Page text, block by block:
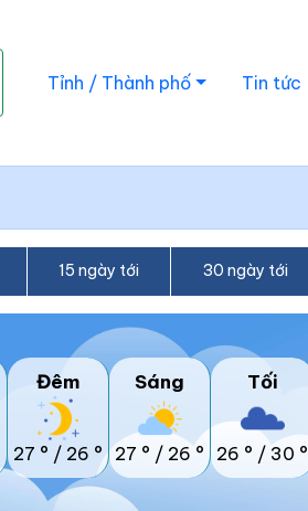
Tỉnh / Thành phố Tin tức
15 ngày tới 30 ngày tới
Đêm
27 ° / 26 °
Sáng
27 ° / 26 °
Tối
26 ° / 30 °